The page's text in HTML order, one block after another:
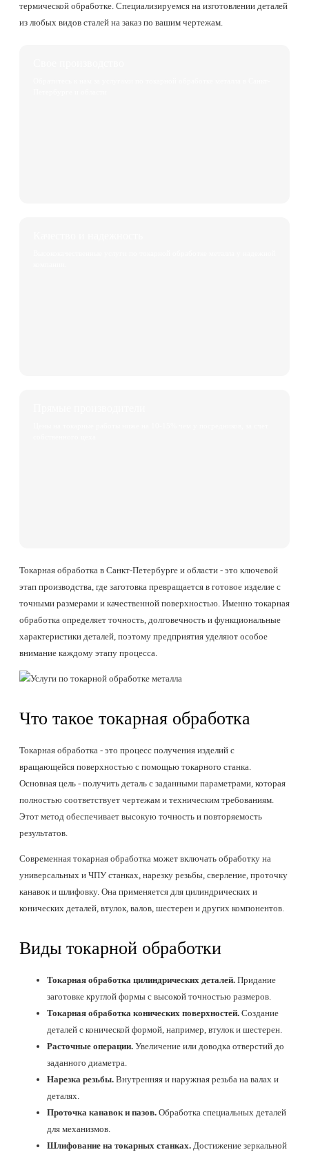
термической обработке. Специализируемся на изготовлении деталей
из любых видов сталей на заказ по вашим чертежам.
Токарная обработка в Санкт-Петербурге и области - это ключевой
этап производства, где заготовка превращается в готовое изделие с
точными размерами и качественной поверхностью. Именно токарная
обработка определяет точность, долговечность и функциональные
характеристики деталей, поэтому предприятия уделяют особое
внимание каждому этапу процесса.
Что такое токарная обработка
Токарная обработка - это процесс получения изделий с
вращающейся поверхностью с помощью токарного станка.
Основная цель - получить деталь с заданными параметрами, которая
полностью соответствует чертежам и техническим требованиям.
Этот метод обеспечивает высокую точность и повторяемость
результатов.
Современная токарная обработка может включать обработку на
универсальных и ЧПУ станках, нарезку резьбы, сверление, проточку
канавок и шлифовку. Она применяется для цилиндрических и
конических деталей, втулок, валов, шестерен и других компонентов.
Виды токарной обработки
Токарная обработка цилиндрических деталей. Придание
заготовке круглой формы с высокой точностью размеров.
Токарная обработка конических поверхностей. Создание
деталей с конической формой, например, втулок и шестерен.
Расточные операции. Увеличение или доводка отверстий до
заданного диаметра.
Нарезка резьбы. Внутренняя и наружная резьба на валах и
деталях.
Проточка канавок и пазов. Обработка специальных деталей
для механизмов.
Шлифование на токарных станках. Достижение зеркальной